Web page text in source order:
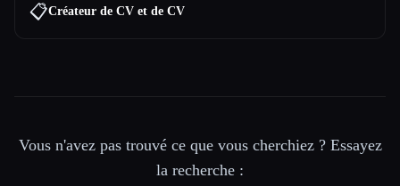
📋Créateur de CV et de CV
Vous n'avez pas trouvé ce que vous cherchiez ? Essayez
la recherche :